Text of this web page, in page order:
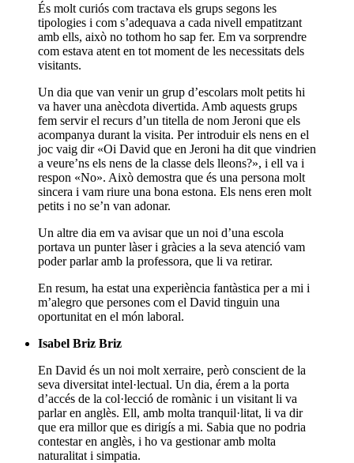
És molt curiós com tractava els grups segons les
tipologies i com s’adequava a cada nivell empatitzant
amb ells, això no tothom ho sap fer. Em va sorprendre
com estava atent en tot moment de les necessitats dels
visitants.
Un dia que van venir un grup d’escolars molt petits hi
va haver una anècdota divertida. Amb aquests grups
fem servir el recurs d’un titella de nom Jeroni que els
acompanya durant la visita. Per introduir els nens en el
joc vaig dir «Oi David que en Jeroni ha dit que vindrien
a veure’ns els nens de la classe dels lleons?», i ell va i
respon «No». Això demostra que és una persona molt
sincera i vam riure una bona estona. Els nens eren molt
petits i no se’n van adonar.
Un altre dia em va avisar que un noi d’una escola
portava un punter làser i gràcies a la seva atenció vam
poder parlar amb la professora, que li va retirar.
En resum, ha estat una experiència fantàstica per a mi i
m’alegro que persones com el David tinguin una
oportunitat en el món laboral.
Isabel Briz Briz
En David és un noi molt xerraire, però conscient de la
seva diversitat intel·lectual. Un dia, érem a la porta
d’accés de la col·lecció de romànic i un visitant li va
parlar en anglès. Ell, amb molta tranquil·litat, li va dir
que era millor que es dirigís a mi. Sabia que no podria
contestar en anglès, i ho va gestionar amb molta
naturalitat i simpatia.